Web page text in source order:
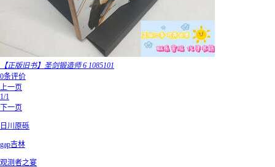
【正版旧书】圣剑锻造师 6 1085101
0条评价
上一页
1/1
下一页
日川原砾
gap吉林
观测者之宴